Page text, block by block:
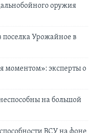
оружия
поселка Урожайное в
моментом»: эксперты о
на большой
ВСУ на фоне